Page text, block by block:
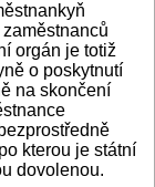
orgán je totiž
o poskytnutí
na skončení
kterou je státní
dovolenou.